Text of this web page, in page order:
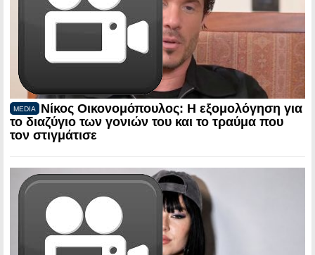
MEDIA
Νίκος Οικονομόπουλος: Η εξομολόγηση για
το διαζύγιο των γονιών του και το τραύμα που
τον στιγμάτισε